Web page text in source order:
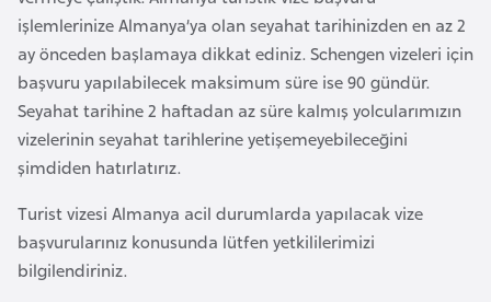
işlemlerinize Almanya’ya olan seyahat tarihinizden en az 2
ay önceden başlamaya dikkat ediniz. Schengen vizeleri için
başvuru yapılabilecek maksimum süre ise 90 gündür.
Seyahat tarihine 2 haftadan az süre kalmış yolcularımızın
vizelerinin seyahat tarihlerine yetişemeyebileceğini
şimdiden hatırlatırız.
Turist vizesi Almanya acil durumlarda yapılacak vize
başvurularınız konusunda lütfen yetkililerimizi
bilgilendiriniz.
G
u
y
a
n
a
H